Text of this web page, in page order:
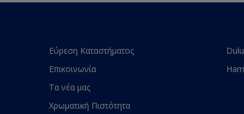
Εύρεση Καταστήματος
Επικοινωνία
Τα νέα μας
Χρωματική Πιστότητα